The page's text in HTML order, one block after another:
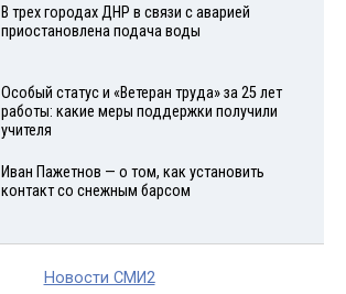
В трех городах ДНР в связи с аварией
приостановлена подача воды
Особый статус и «Ветеран труда» за 25 лет
работы: какие меры поддержки получили
учителя
Иван Пажетнов — о том, как установить
контакт со снежным барсом
Новости СМИ2